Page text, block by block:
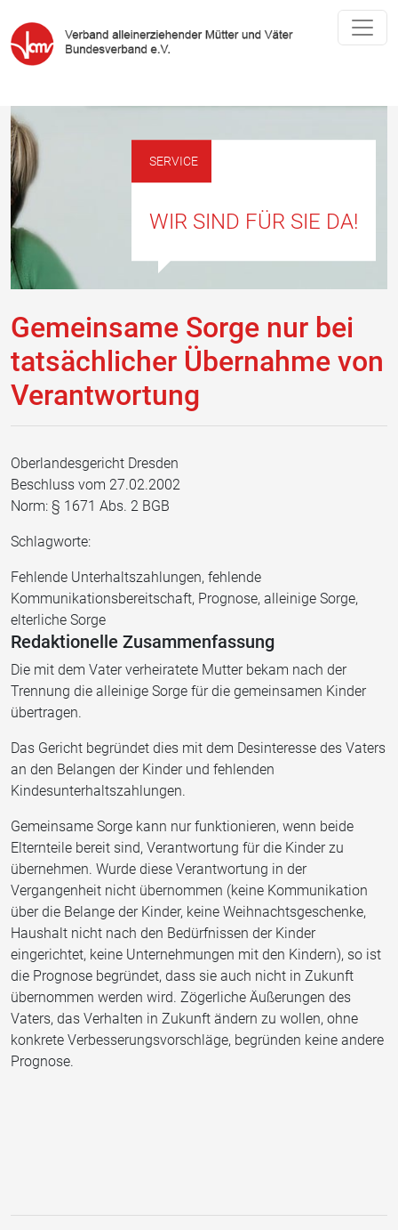
SERVICE
WIR SIND FÜR SIE DA!
Gemeinsame Sorge nur bei
tatsächlicher Übernahme von
Verantwortung
Oberlandesgericht Dresden
Beschluss vom 27.02.2002
Norm: § 1671 Abs. 2 BGB
Schlagworte:
Fehlende Unterhaltszahlungen, fehlende
Kommunikationsbereitschaft, Prognose, alleinige Sorge,
elterliche Sorge
Redaktionelle Zusammenfassung
Die mit dem Vater verheiratete Mutter bekam nach der
Trennung die alleinige Sorge für die gemeinsamen Kinder
übertragen.
Das Gericht begründet dies mit dem Desinteresse des Vaters
an den Belangen der Kinder und fehlenden
Kindesunterhaltszahlungen.
Gemeinsame Sorge kann nur funktionieren, wenn beide
Elternteile bereit sind, Verantwortung für die Kinder zu
übernehmen. Wurde diese Verantwortung in der
Vergangenheit nicht übernommen (keine Kommunikation
über die Belange der Kinder, keine Weihnachtsgeschenke,
Haushalt nicht nach den Bedürfnissen der Kinder
eingerichtet, keine Unternehmungen mit den Kindern), so ist
die Prognose begründet, dass sie auch nicht in Zukunft
übernommen werden wird. Zögerliche Äußerungen des
Vaters, das Verhalten in Zukunft ändern zu wollen, ohne
konkrete Verbesserungsvorschläge, begründen keine andere
Prognose.